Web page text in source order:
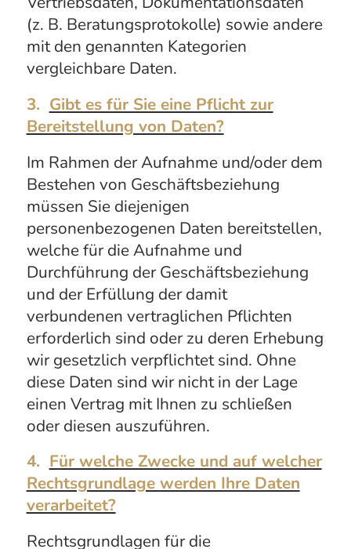
(z. B. Beratungsprotokolle) sowie andere
mit den genannten Kategorien
vergleichbare Daten.
3. Gibt es für Sie eine Pflicht zur
Bereitstellung von Daten?
Im Rahmen der Aufnahme und/oder dem
Bestehen von Geschäftsbeziehung
müssen Sie diejenigen
personenbezogenen Daten bereitstellen,
welche für die Aufnahme und
Durchführung der Geschäftsbeziehung
und der Erfüllung der damit
verbundenen vertraglichen Pflichten
erforderlich sind oder zu deren Erhebung
wir gesetzlich verpflichtet sind. Ohne
diese Daten sind wir nicht in der Lage
einen Vertrag mit Ihnen zu schließen
oder diesen auszuführen.
4. Für welche Zwecke und auf welcher
Rechtsgrundlage werden Ihre Daten
verarbeitet?
Rechtsgrundlagen für die